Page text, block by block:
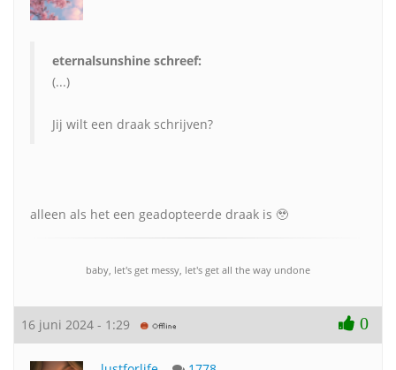
eternalsunshine schreef:
(...)
Jij wilt een draak schrijven?
alleen als het een geadopteerde draak is 🥹
baby, let's get messy, let's get all the way undone
16 juni 2024 - 1:29 0